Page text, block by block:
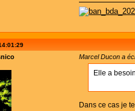
Marcel Ducon a
Elle a
Dans ce cas je